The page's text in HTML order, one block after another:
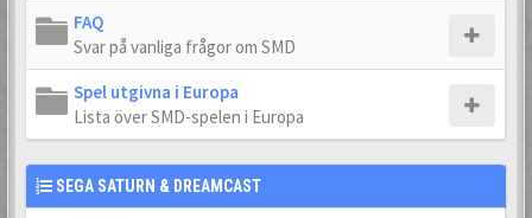
FAQ
Svar på vanliga frågor om SMD
Spel utgivna i Europa
Lista över SMD-spelen i Europa
SEGA SATURN & DREAMCAST